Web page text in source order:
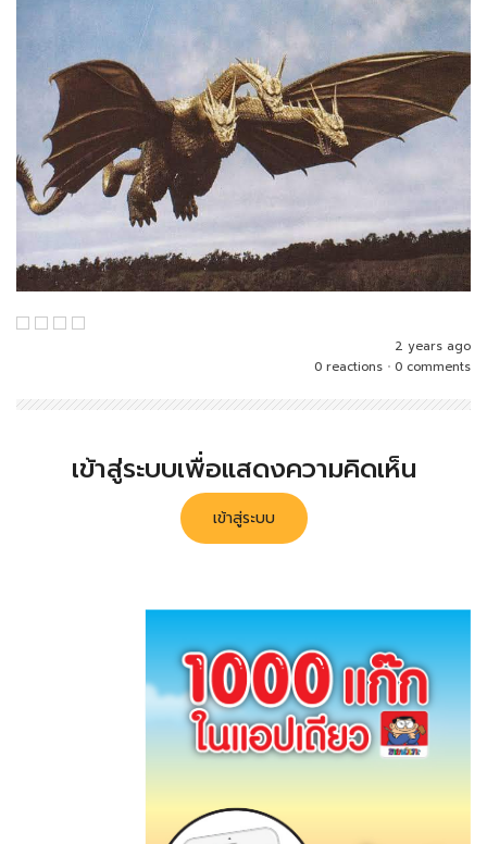
2 years ago
0 reactions • 0 comments
เข้าสู่ระบบเพื่อแสดงความคิดเห็น
เข้าสู่ระบบ